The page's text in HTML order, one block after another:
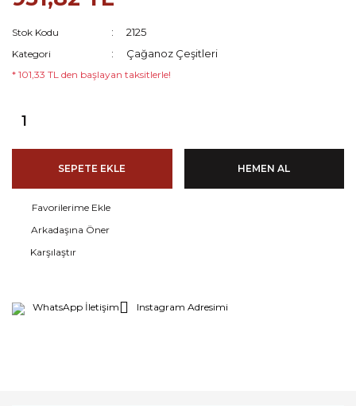
Stok Kodu 2125
Kategori Çağanoz Çeşitleri
* 101,33 TL den başlayan taksitlerle!
SEPETE EKLE HEMEN AL
Arkadaşına Öner
Karşılaştır
WhatsApp İletişim Instagram Adresimi